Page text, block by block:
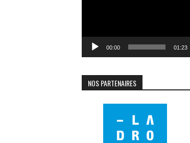
00:00 01:23
NOS PARTENAIRES